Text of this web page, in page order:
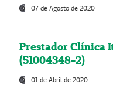
07 de Agosto de 2020
Prestador Clínica
(51004348-2)
01 de Abril de 2020